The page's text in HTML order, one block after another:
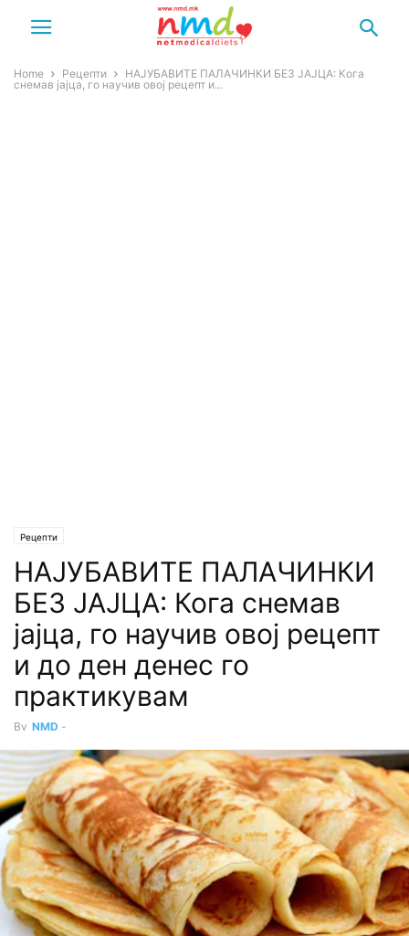
Home Рецепти
НАЈУБАВИТЕ ПАЛАЧИНКИ БЕЗ ЈАЈЦА: Кога
снемав јајца, го научив овој рецепт и...
Рецепти
НАЈУБАВИТЕ ПАЛАЧИНКИ
БЕЗ ЈАЈЦА: Кога снемав
јајца, го научив овој рецепт
и до ден денес го
практикувам
By NMD -